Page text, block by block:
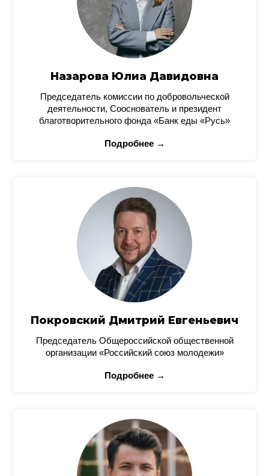
Назарова Юлиа Давидовна
Председатель комиссии по добровольческой
деятельности, Сооснователь и президент
благотворительного фонда «Банк еды «Русь»
Подробнее →
Покровский Дмитрий Евгеньевич
Председатель Общероссийской общественной
организации «Российский союз молодежи»
Подробнее →